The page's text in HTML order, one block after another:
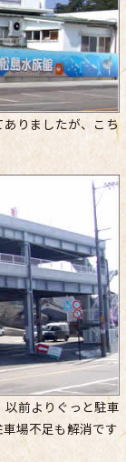
りましたが、こち
前よりぐっと駐車
場不足も解消です